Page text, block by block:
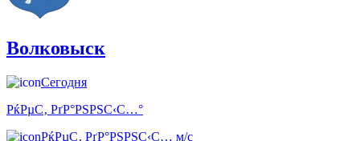
Волковыск
Сегодня
РќРµС‚ РґР°РЅРЅС‹С…°
РќРµС‚ РґР°РЅРЅС‹С… м/с